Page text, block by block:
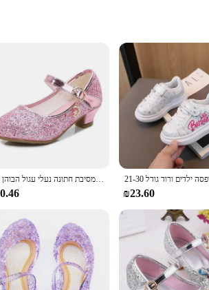
the imagination and keep little feet comfortable.
durable synthetic leather, ensuring they can
the risk of slips and falls on various
in sets, they make an excellent gift for
jumping, or dancing. With their durable
בנות סגול עקבים גבוהים לילדים נסיכת אדום עור נעל נעלי ילדים של שמלת מסיבת חתונה נעלי עגול הבוהן 1-3CM
₪23.60